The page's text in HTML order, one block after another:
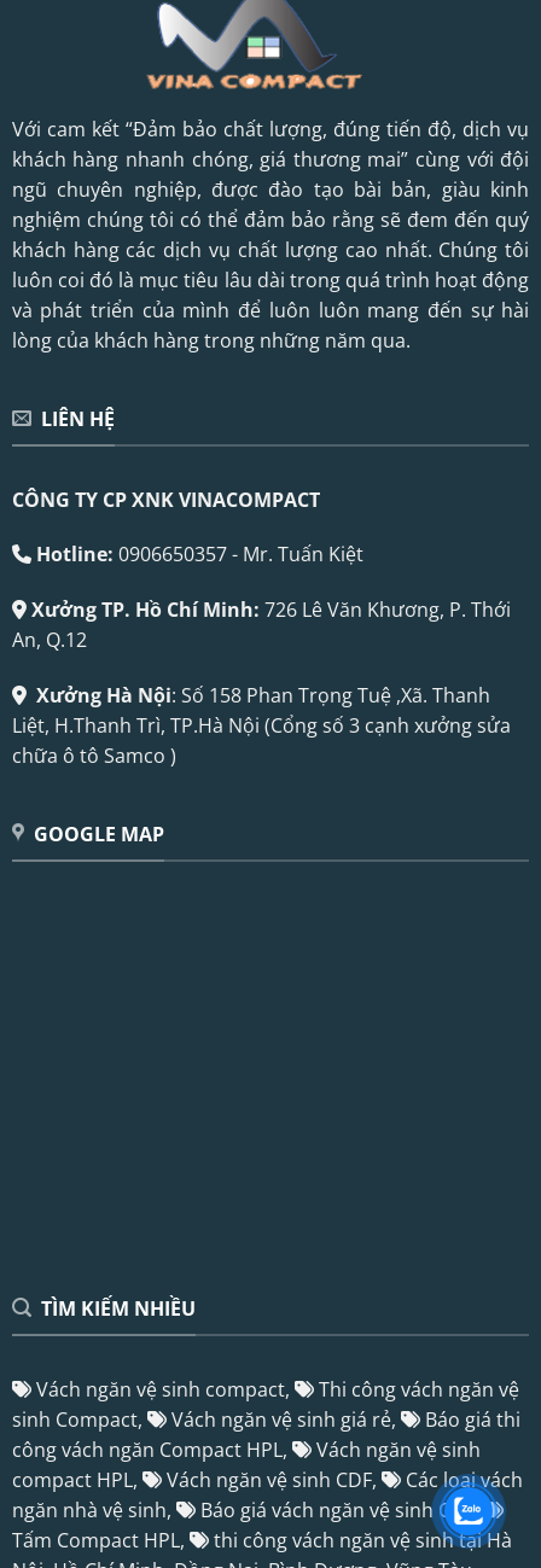
Với cam kết “Đảm bảo chất lượng, đúng tiến độ, dịch vụ
khách hàng nhanh chóng, giá thương mai” cùng với đội
ngũ chuyên nghiệp, được đào tạo bài bản, giàu kinh
nghiệm chúng tôi có thể đảm bảo rằng sẽ đem đến quý
khách hàng các dịch vụ chất lượng cao nhất. Chúng tôi
luôn coi đó là mục tiêu lâu dài trong quá trình hoạt động
và phát triển của mình để luôn luôn mang đến sự hài
lòng của khách hàng trong những năm qua.
LIÊN HỆ
CÔNG TY CP XNK VINACOMPACT
Hotline: 0906650357 - Mr. Tuấn Kiệt
Xưởng TP. Hồ Chí Minh: 726 Lê Văn Khương, P. Thới
An, Q.12
Xưởng Hà Nội: Số 158 Phan Trọng Tuệ ,Xã. Thanh
Liệt, H.Thanh Trì, TP.Hà Nội (Cổng số 3 cạnh xưởng sửa
chữa ô tô Samco )
GOOGLE MAP
TÌM KIẾM NHIỀU
Vách ngăn vệ sinh compact,
Thi công vách ngăn vệ
sinh Compact,
Vách ngăn vệ sinh giá rẻ,
Báo giá thi
công vách ngăn Compact HPL,
Vách ngăn vệ sinh
compact HPL,
Vách ngăn vệ sinh CDF,
Các loại vách
ngăn nhà vệ sinh,
Báo giá vách ngăn vệ sinh CDF,
Tấm Compact HPL,
thi công vách ngăn vệ sinh tại Hà